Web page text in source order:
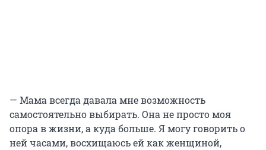
— Мама всегда давала мне возможность
самостоятельно выбирать. Она не просто моя
опора в жизни, а куда больше. Я могу говорить о
ней часами, восхищаюсь ей как женщиной,